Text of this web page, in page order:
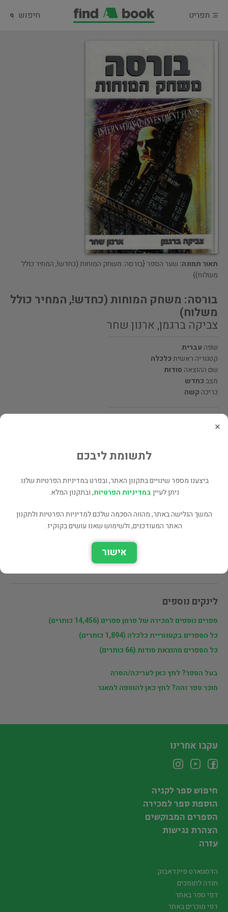
תפריט חיפוש
תאור תמונה: שער הספר {בורסה: משחק המוחות (כחדש!, המחיר כולל
משלוח)}
בורסה: משחק המוחות (כחדש!, המחיר כולל
משלוח)
צביקה ברגמן, ארנון שחר
שפה עברית
קטגוריה ראשיתכלכלה
שם ההוצאה סודות
מצבכחדש
כריכה קשה
לינקים נוספים
ספרים נוספים למכירה של פרמן ספרים (14,456 כותרים)
כל הספרים בקטגוריית כלכלה (1,894 כותרים)
כל הספרים מהוצאת סודות (66 כותרים)
בעל הספר? לחץ כאן לעריכה/הסרה
מוכר ספר זהה? לחץ כאן להוספה למאגר
×
לתשומת ליבכם
ביצענו מספר שינויים בתקנון האתר, ובפרט במדיניות הפרטיות שלנו.
ניתן לעייןבמדיניות הפרטיות, ובתקנון המלא.
המשך הגלישה באתר, מהווה הסכמה שלכם למדיניות הפרטיות ולתקנון
האתר המעודכנים, ולשימוש שאנו עושים בקוקיז.
אישור
עקבו אחרינו
חיפוש ספר לקניה
הוספת ספר למכירה
הספרים המבוקשים
הצהרת נגישות
עזרה
הדסטארט פיינדאבוק
תודה לתומכים
דפי ספר באתר
דפי מוכרים באתר